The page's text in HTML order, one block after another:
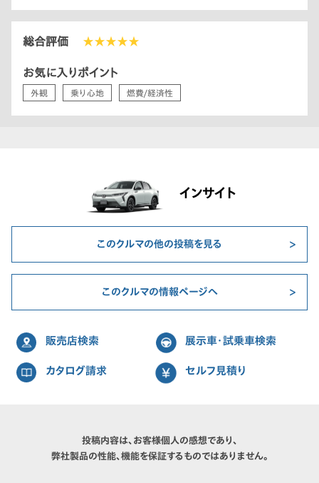
総合評価 ★★★★★
お気に入りポイント
外観 乗り心地 燃費/経済性
インサイト
このクルマの他の投稿を見る
このクルマの情報ページへ
販売店検索 展示車・試乗車検索
カタログ請求 セルフ見積り
投稿内容は、お客様個人の感想であり、
弊社製品の性能、機能を保証するものではありません。